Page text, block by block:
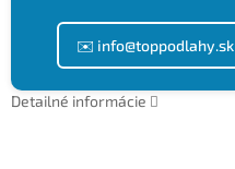
✉️ info@toppodlahy.sk
Detailné informácie